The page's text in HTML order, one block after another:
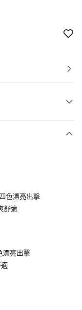
色漂亮出擊
舒適
漂亮出擊